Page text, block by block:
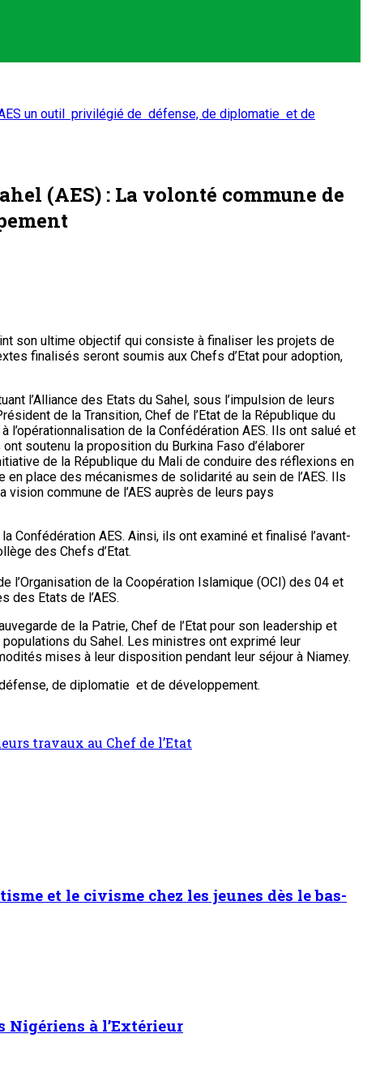
un outil privilégié de défense, de diplomatie et de
(AES) : La volonté commune de
son ultime objectif qui consiste à finaliser les projets de
finalisés seront soumis aux Chefs d’Etat pour adoption,
l’Alliance des Etats du Sahel, sous l’impulsion de leurs
de la Transition, Chef de l’Etat de la République du
l’opérationnalisation de la Confédération AES. Ils ont salué et
soutenu la proposition du Burkina Faso d’élaborer
de la République du Mali de conduire des réflexions en
place des mécanismes de solidarité au sein de l’AES. Ils
commune de l’AES auprès de leurs pays
Confédération AES. Ainsi, ils ont examiné et finalisé l’avant-
des Chefs d’Etat.
l’Organisation de la Coopération Islamique (OCI) des 04 et
des Etats de l’AES.
de la Patrie, Chef de l’Etat pour son leadership et
du Sahel. Les ministres ont exprimé leur
mises à leur disposition pendant leur séjour à Niamey.
de diplomatie et de développement.
travaux au Chef de l’Etat
et le civisme chez les jeunes dès le bas-
Nigériens à l’Extérieur